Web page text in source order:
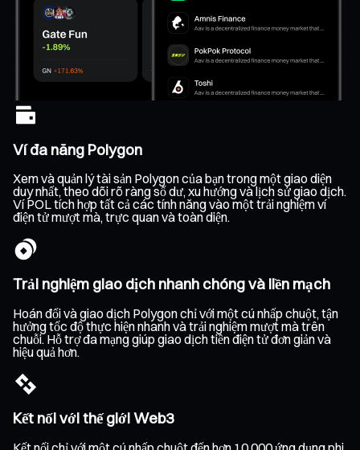
Ví đa năng Polygon
Xem và quản lý tài sản Polygon của bạn trong một giao diện
duy nhất, theo dõi rõ ràng số dư, xu hướng và lịch sử giao dịch.
Ví POL tích hợp tất cả các tính năng vào một trải nghiệm ví
điện tử mượt mà, trực quan và toàn diện.
Trải nghiệm giao dịch nhanh chóng và liền mạch
Hoán đổi và giao dịch Polygon chỉ với một cú nhấp chuột, tận
hưởng tốc độ thực hiện nhanh và trải nghiệm mượt mà trên
chuỗi. Hỗ trợ đa mạng giúp giao dịch tiền điện tử đơn giản và
hiệu quả hơn.
Kết nối với thế giới Web3